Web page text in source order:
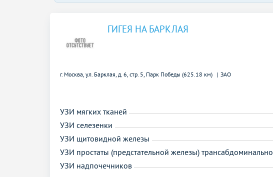
ГИГЕЯ НА БАРКЛАЯ
г. Москва, ул. Барклая, д. 6, стр. 5, Парк Победы (625.18 км) ЗАО
УЗИ мягких тканей
УЗИ селезенки
УЗИ щитовидной железы
УЗИ простаты (предстательной железы) трансабдоминально
УЗИ надпочечников